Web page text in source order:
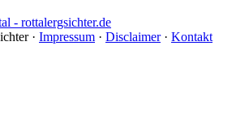
· Impressum · Disclaimer· Kontakt